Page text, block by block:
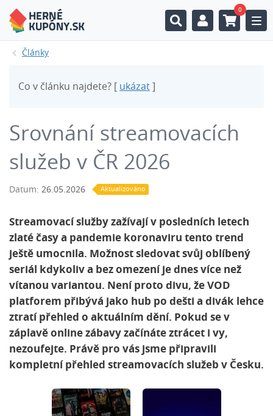
0
Články
Co v článku najdete? [ ukázat
Srovnání streamovacích
služeb v ČR 2026
Datum: 26.05.2026 Aktualizováno
Streamovací služby zažívají v posledních letech
zlaté časy a pandemie koronaviru tento trend
ještě umocnila. Možnost sledovat svůj oblíbený
seriál kdykoliv a bez omezení je dnes více než
vítanou variantou. Není proto divu, že VOD
platforem přibývá jako hub po dešti a divák lehce
ztratí přehled o aktuálním dění. Pokud se v
záplavě online zábavy začínáte ztrácet i vy,
nezoufejte. Právě pro vás jsme připravili
kompletní přehled streamovacích služeb v Česku.